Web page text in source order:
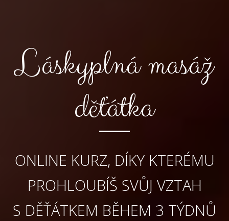
Láskyplná masáž
děťátka
ONLINE KURZ, DÍKY KTERÉMU
PROHLOUBÍŠ SVŮJ VZTAH
S DĚŤÁTKEM BĚHEM 3 TÝDNŮ